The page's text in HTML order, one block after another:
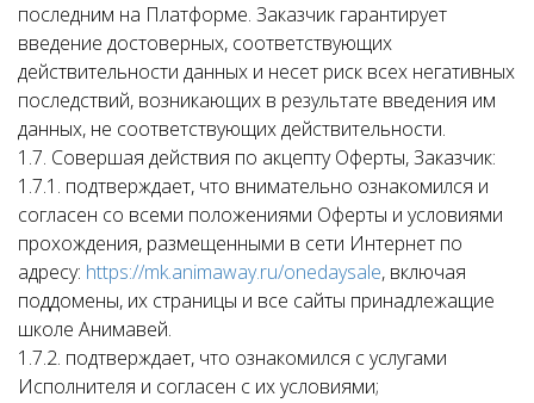
последним на Платформе. Заказчик гарантирует
введение достоверных, соответствующих
действительности данных и несет риск всех негативных
последствий, возникающих в результате введения им
данных, не соответствующих действительности.
1.7. Совершая действия по акцепту Оферты, Заказчик:
1.7.1. подтверждает, что внимательно ознакомился и
согласен со всеми положениями Оферты и условиями
прохождения, размещенными в сети Интернет по
адресу: https://mk.animaway.ru/onedaysale, включая
поддомены, их страницы и все сайты принадлежащие
школе Анимавей.
1.7.2. подтверждает, что ознакомился с услугами
Исполнителя и согласен с их условиями;